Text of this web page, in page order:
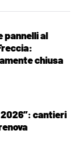
pannelli al
chiusa
cantieri